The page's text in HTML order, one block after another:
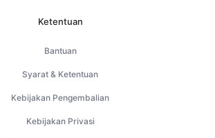
Ketentuan
Bantuan
Syarat & Ketentuan
Kebijakan Pengembalian
Kebijakan Privasi